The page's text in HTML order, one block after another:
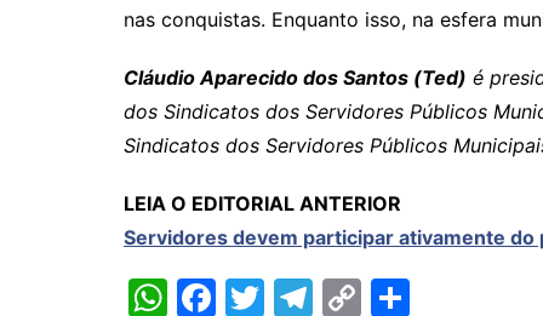
nas conquistas. Enquanto isso, na esfera
Cláudio Aparecido dos Santos (Ted) é
dos Sindicatos dos Servidores Públicos
Sindicatos dos Servidores Públicos
LEIA O EDITORIAL ANTERIOR
Servidores devem participar ativamente
W F
T
T
C